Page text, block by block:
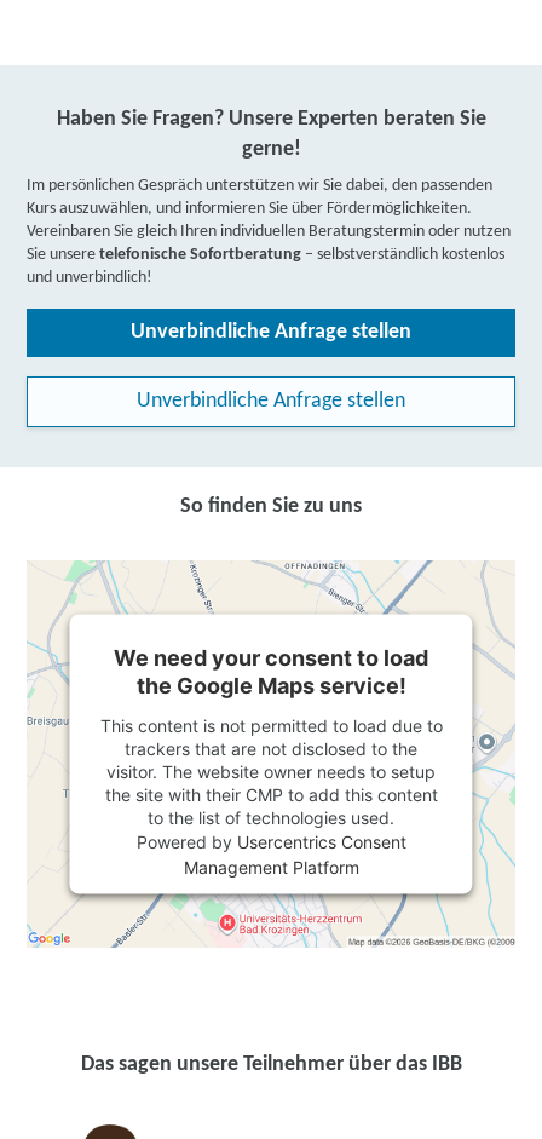
Haben Sie Fragen? Unsere Experten beraten Sie
gerne!
Im persönlichen Gespräch unterstützen wir Sie dabei, den passenden
Kurs auszuwählen, und informieren Sie über Fördermöglichkeiten.
Vereinbaren Sie gleich Ihren individuellen Beratungstermin oder nutzen
Sie unseretelefonische Sofortberatung – selbstverständlich kostenlos
und unverbindlich!
Unverbindliche Anfrage stellen
Unverbindliche Anfrage stellen
So finden Sie zu uns
We need your consent to load
the Google Maps service!
This content is not permitted to load due to
trackers that are not disclosed to the
visitor. The website owner needs to setup
the site with their CMP to add this content
to the list of technologies used.
Powered by Usercentrics Consent
Management Platform
Das sagen unsere Teilnehmer über das IBB